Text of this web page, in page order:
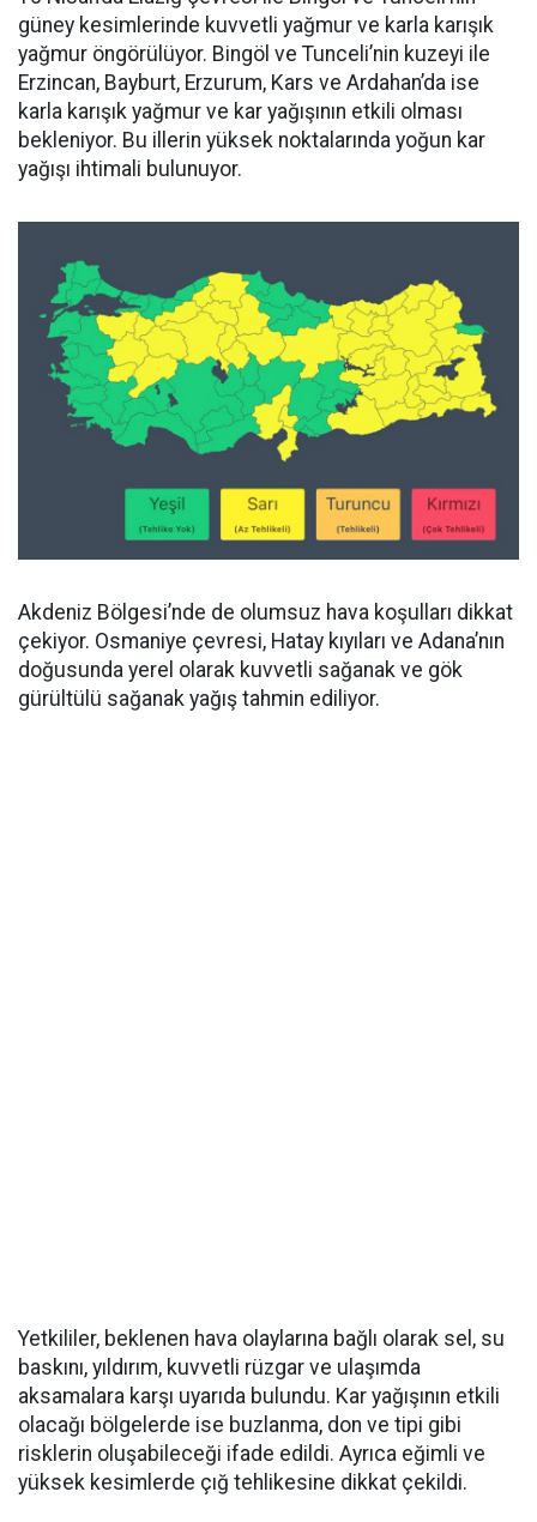
güney kesimlerinde kuvvetli yağmur ve karla karışık
yağmur öngörülüyor. Bingöl ve Tunceli’nin kuzeyi ile
Erzincan, Bayburt, Erzurum, Kars ve Ardahan’da ise
karla karışık yağmur ve kar yağışının etkili olması
bekleniyor. Bu illerin yüksek noktalarında yoğun kar
yağışı ihtimali bulunuyor.
Akdeniz Bölgesi’nde de olumsuz hava koşulları dikkat
çekiyor. Osmaniye çevresi, Hatay kıyıları ve Adana’nın
doğusunda yerel olarak kuvvetli sağanak ve gök
gürültülü sağanak yağış tahmin ediliyor.
Yetkililer, beklenen hava olaylarına bağlı olarak sel, su
baskını, yıldırım, kuvvetli rüzgar ve ulaşımda
aksamalara karşı uyarıda bulundu. Kar yağışının etkili
olacağı bölgelerde ise buzlanma, don ve tipi gibi
risklerin oluşabileceği ifade edildi. Ayrıca eğimli ve
yüksek kesimlerde çığ tehlikesine dikkat çekildi.